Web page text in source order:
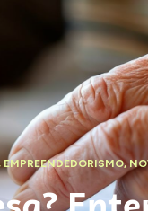
EMPREENDEDORISMO,